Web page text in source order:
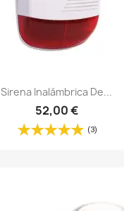
Sirena Inalámbrica De...
52,00 €
(3)